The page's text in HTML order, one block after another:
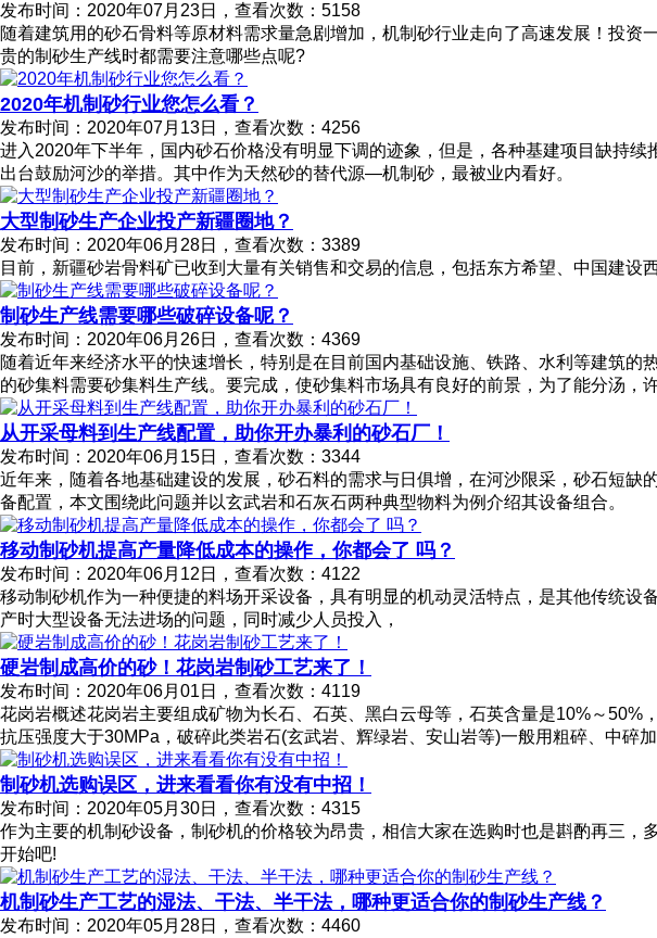
发布时间：2020年07月23日，查看次数：5158
随着建筑用的砂石骨料等原材料需求量急剧增加，机制砂行业走向了高速发展！投
贵的制砂生产线时都需要注意哪些点呢?
2020年机制砂行业您怎么看？
发布时间：2020年07月13日，查看次数：4256
进入2020年下半年，国内砂石价格没有明显下调的迹象，但是，各种基建项目缺持
出台鼓励河沙的举措。其中作为天然砂的替代源—机制砂，最被业内看好。
大型制砂生产企业投产新疆圈地？
发布时间：2020年06月28日，查看次数：3389
目前，新疆砂岩骨料矿已收到大量有关销售和交易的信息，包括东方希望、中国建
制砂生产线需要哪些破碎设备呢？
发布时间：2020年06月26日，查看次数：4369
随着近年来经济水平的快速增长，特别是在目前国内基础设施、铁路、水利等建筑
的砂集料需要砂集料生产线。要完成，使砂集料市场具有良好的前景，为了能分汤，
从开采母料到生产线配置，助你开办暴利的砂石厂！
发布时间：2020年06月15日，查看次数：3344
近年来，随着各地基础建设的发展，砂石料的需求与日俱增，在河沙限采，砂石短
备配置，本文围绕此问题并以玄武岩和石灰石两种典型物料为例介绍其设备组合。
移动制砂机提高产量降低成本的操作，你都会了 吗？
发布时间：2020年06月12日，查看次数：4122
移动制砂机作为一种便捷的料场开采设备，具有明显的机动灵活特点，是其他传统
产时大型设备无法进场的问题，同时减少人员投入，
硬岩制成高价的砂！花岗岩制砂工艺来了！
发布时间：2020年06月01日，查看次数：4119
花岗岩概述花岗岩主要组成矿物为长石、石英、黑白云母等，石英含量是10%～
抗压强度大于30MPa，破碎此类岩石(玄武岩、辉绿岩、安山岩等)一般用粗碎、中碎
制砂机选购误区，进来看看你有没有中招！
发布时间：2020年05月30日，查看次数：4315
作为主要的机制砂设备，制砂机的价格较为昂贵，相信大家在选购时也是斟酌再三，
开始吧!
机制砂生产工艺的湿法、干法、半干法，哪种更适合你的制砂生产线？
发布时间：2020年05月28日，查看次数：4460